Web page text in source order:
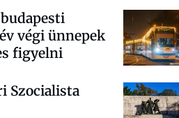
végi ünnepek
figyelni
Szocialista